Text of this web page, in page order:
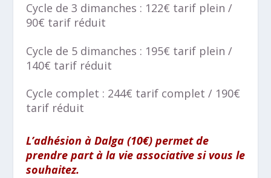
Cycle de 3 dimanches : 122€ tarif plein /
90€ tarif réduit
Cycle de 5 dimanches : 195€ tarif plein /
140€ tarif réduit
Cycle complet : 244€ tarif complet / 190€
tarif réduit
L’adhésion à Dalga (10€) permet de
prendre part à la vie associative si vous le
souhaitez.